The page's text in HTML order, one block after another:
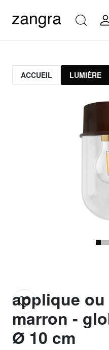
ACCUEIL LUMIÈRE
applique
marron -
Ø 10 cm